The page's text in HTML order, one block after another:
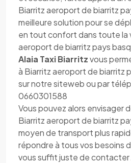
Biarritz aeroport de biarritz
meilleure solution pour se
en tout confort dans toute la
aeroport de biarritz pays
Alaia Taxi Biarritzvous
à Biarritz aeroport de biarritz
sur notre siteweb ou par
0660301588
Vous pouvez alors envisager
Biarritz aeroport de biarritz
moyen de transport plus
répondre à tous vos besoins
vous suffit juste de contacter